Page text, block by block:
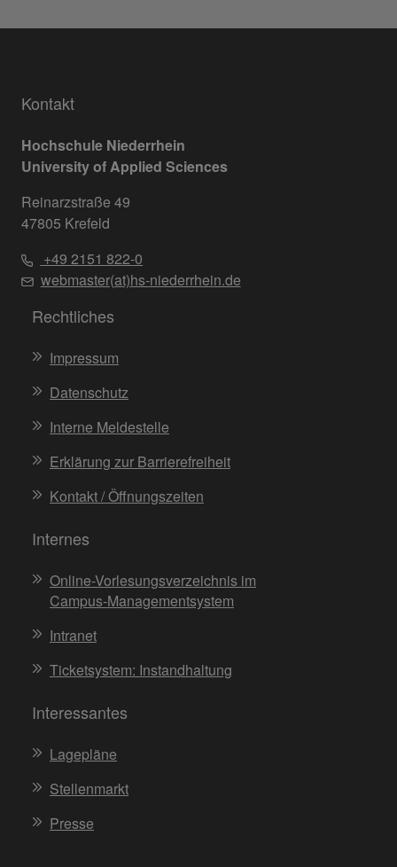
Kontakt
Hochschule Niederrhein
University of Applied Sciences
Reinarzstraße 49
47805 Krefeld
+49 2151 822-0
webmaster(at)hs-niederrhein.de
Rechtliches
Impressum
Datenschutz
Interne Meldestelle
Erklärung zur Barrierefreiheit
Kontakt / Öffnungszeiten
Internes
Online-Vorlesungsverzeichnis im
Campus-Managementsystem
Intranet
Ticketsystem: Instandhaltung
Interessantes
Lagepläne
Stellenmarkt
Presse